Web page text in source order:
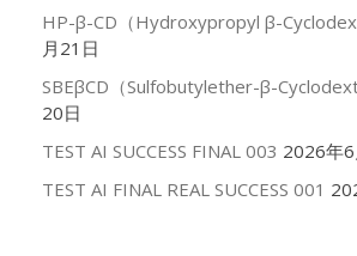
HP-β-CD（Hydroxypropyl β-
月21日
SBEβCD（Sulfobutylether-β-
20日
TEST AI SUCCESS FINAL 003 2026年
TEST AI FINAL REAL SUCCESS 001